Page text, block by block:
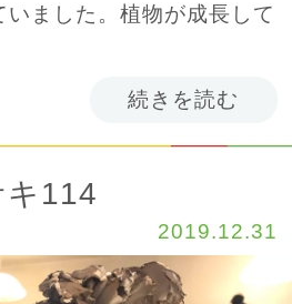
いました。植物が成長して
続きを読む
114
2019.12.31